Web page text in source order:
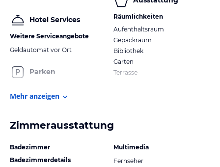
Hotel Services
Weitere Serviceangebote
Geldautomat vor Ort
Parken
Räumlichkeiten
Aufenthaltsraum
Gepäckraum
Bibliothek
Garten
Terrasse
Mehr anzeigen
Zimmerausstattung
Badezimmer
Badezimmerdetails
Multimedia
Fernseher